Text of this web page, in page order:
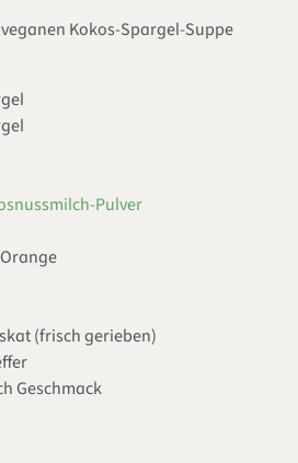
Kokos-Spargel-Suppe
Pulver
(frisch gerieben)
Geschmack